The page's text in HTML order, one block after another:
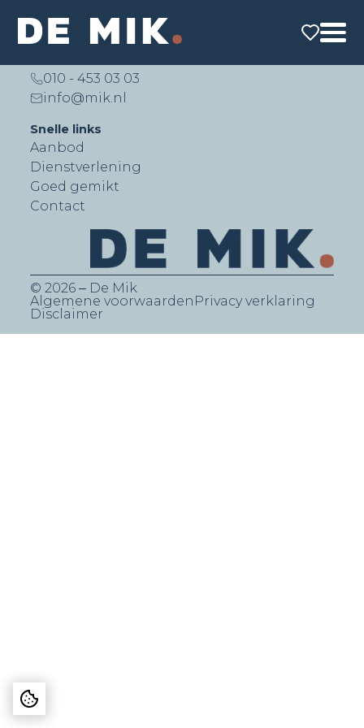
De Mik Real Estate Partners B.V.
Lichtenauerlaan 140 (Brainpark II)
010 - 453 03 03
info@mik.nl
Snelle links
Aanbod
Dienstverlening
Goed gemikt
Contact
© 2026 ‒ De Mik
Algemene voorwaarden Privacy verklaring
Disclaimer